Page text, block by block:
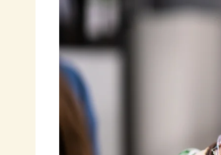
Ventas
No
un
Golpe
de
Suerte,
¡Es
Mate